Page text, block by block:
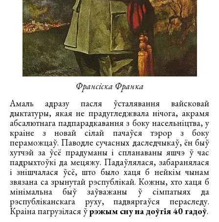
Франсіска Франка
Амаль адразу пасля ўсталявання вайсковай
дыктатуры, якая не прадугледжвала нічога, акрамя
абсалютнага падпарадкавання з боку насельніцтва, у
краіне з новай сілай пачаўся тэрор з боку
пераможцаў. Паводле сучасных даследчыкаў, ён быў
хутчэй за ўсё прадуманы і спланаваны яшчэ ў час
падрыхтоўкі да мецяжу. Падаўлялася, забаранялася
і знішчалася ўсё, што было хаця б нейкім чынам
звязана са зрынутай рэспублікай. Кожны, хто хаця б
мінімальна быў заўважаны ў сімпатыях да
рэспубліканскага руху, падвяргаўся пераследу.
Краіна пагрузілася ўрэжым сну на доўгія 40 гадоў.